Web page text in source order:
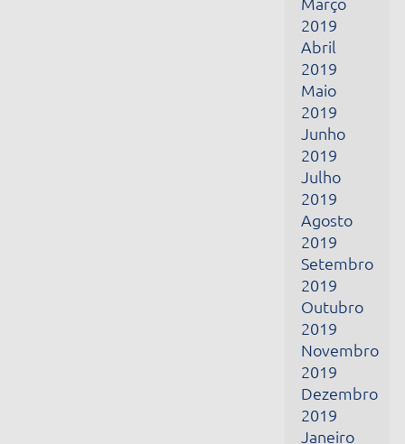
2019
Julho
2019
Agosto
2019
Setembro
2019
Outubro
2019
Novembro
2019
Dezembro
2019
Janeiro
2020
Fevereiro
2020
Março
2020
Abril
2020
Maio